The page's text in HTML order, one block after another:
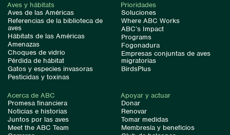
Aves y hábitats
Aves de las Américas
Referencias de la biblioteca de
aves
Hábitats de las Américas
Amenazas
Choques de vidrio
Pérdida de hábitat
Gatos y especies invasoras
Pesticidas y toxinas
Prioridades
Soluciones
Where ABC Works
ABC’s Impact
Programs
Fogonadura
Empresas conjuntas de aves
migratorias
BirdsPlus
Acerca de ABC
Promesa financiera
Noticias e historias
Juntos por las aves
Meet the ABC Team
Apoyar y actuar
Donar
Renovar
Tomar medidas
Membresía y beneficios